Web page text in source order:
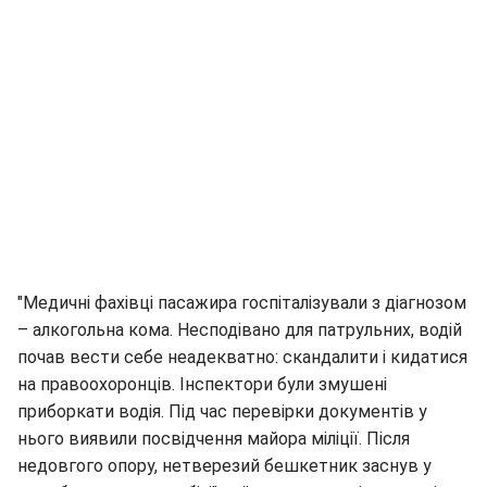
"Медичні фахівці пасажира госпіталізували з діагнозом
– алкогольна кома. Несподівано для патрульних, водій
почав вести себе неадекватно: скандалити і кидатися
на правоохоронців. Інспектори були змушені
приборкати водія. Під час перевірки документів у
нього виявили посвідчення майора міліції. Після
недовгого опору, нетверезий бешкетник заснув у